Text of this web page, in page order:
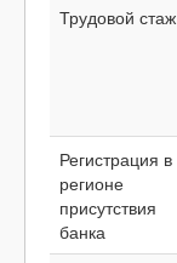
Трудовой стаж
Регистрация в
регионе
присутствия
банка